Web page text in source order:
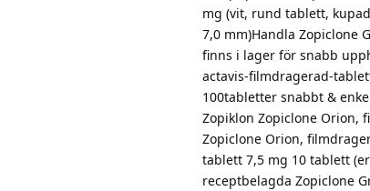
mg (vit, rund tablett,
7,0 mm)Handla Zopiclone
finns i lager för snabb
actavis-filmdragerad-
100tabletter snabbt &
Zopiklon Zopiclone Orion,
Zopiclone Orion,
tablett 7,5 mg 10 tablett
receptbelagda Zopiclone